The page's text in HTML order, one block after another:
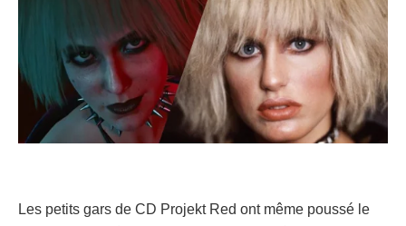
Les petits gars de CD Projekt Red ont même poussé le